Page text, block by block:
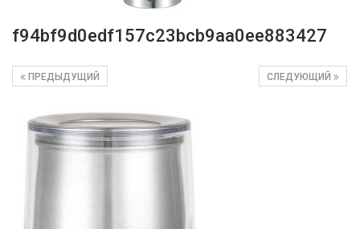
f94bf9d0edf157c23bcb9aa0ee883427
СЛЕДУЮЩИЙ
ПРЕДЫДУЩИЙ